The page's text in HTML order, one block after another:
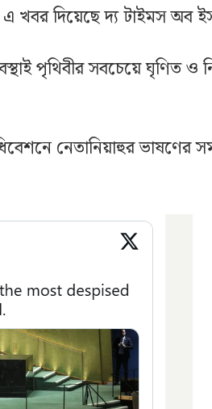
খবর দিয়েছে দ্য টাইমস অব
পৃথিবীর সবচেয়ে ঘৃণিত ও
নেতানিয়াহুর ভাষণের